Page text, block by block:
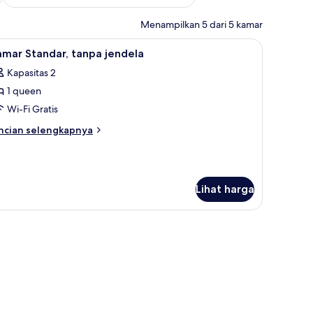
Menampilkan 5 dari 5 kamar
mandi gratis, dan handuk
7 Standar, tanpa jendela
Kapasitas 2
1 queen
Wi-Fi Gratis
selengkapnya
Lihat harga